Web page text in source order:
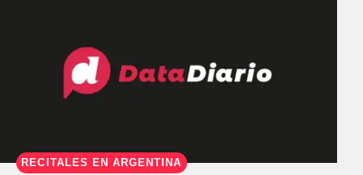
RECITALES EN ARGENTINA